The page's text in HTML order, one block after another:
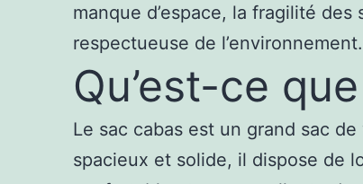
manque d’espace, la fragilité
respectueuse de l’environnement.
Qu’est-ce
Le sac cabas est un grand sac
spacieux et solide, il dispose de